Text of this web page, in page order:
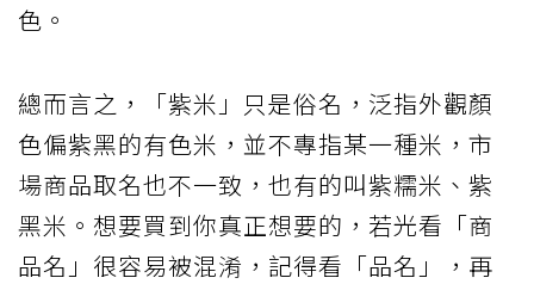
色。
總而言之，「紫米」只是俗名，泛指外觀顏
色偏紫黑的有色米，並不專指某一種米，市
場商品取名也不一致，也有的叫紫糯米、紫
黑米。想要買到你真正想要的，若光看「商
品名」很容易被混淆，記得看「品名」，再